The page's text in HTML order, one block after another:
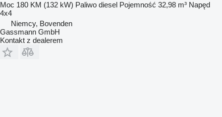
Moc 180 KM (132 kW) Paliwo diesel Pojemność 32,98 m³ Napęd
4x4
Niemcy, Bovenden
Gassmann GmbH
Kontakt z dealerem